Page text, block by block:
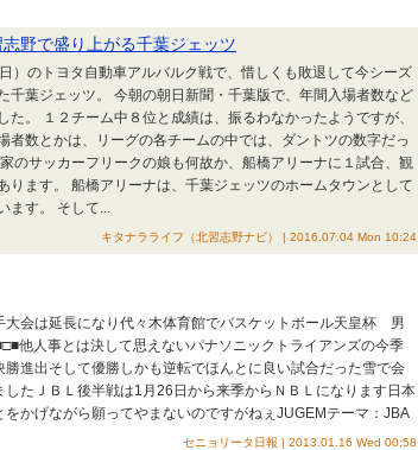
野で盛り上がる千葉ジェッツ
）のトヨタ自動車アルバルク戦で、惜しくも敗退して今シーズ
千葉ジェッツ。 今朝の朝日新聞・千葉版で、年間入場者数など
た。 １２チーム中８位と成績は、振るわなかったようですが、
者数とかは、リーグの各チームの中では、ダントツの数字だっ
のサッカーフリークの娘も何故か、船橋アリーナに１試合、観
ります。 船橋アリーナは、千葉ジェッツのホームタウンとして
ます。 そして...
キタナラライフ（北習志野ナビ） | 2016.07.04 Mon 10:24
大会は延長になり代々木体育館でバスケットボール天皇杯 男
他人事とは決して思えないパナソニックトライアンズの今季
進出そして優勝しかも逆転でほんとに良い試合だった雪で会
たＪＢＬ後半戦は1月26日から来季からＮＢＬになります日本
かげながら願ってやまないのですがねぇJUGEMテーマ：JBA
セニョリータ日報 | 2013.01.16 Wed 00:58